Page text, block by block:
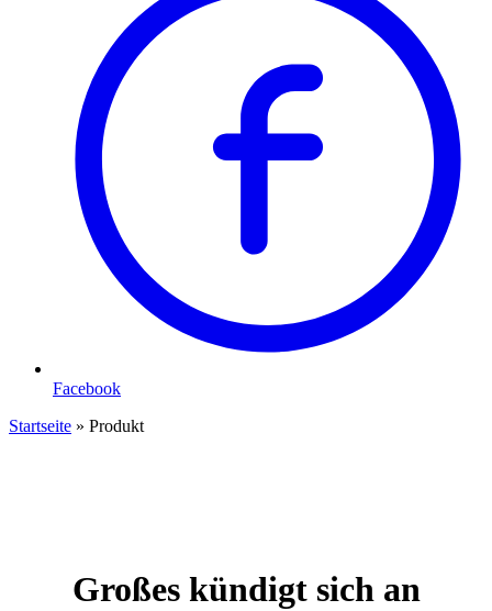
Facebook
Startseite » Produkt
Großes kündigt sich an